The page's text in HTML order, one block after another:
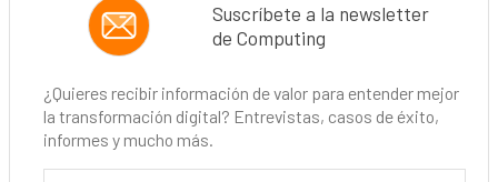
Suscríbete a la newsletter
de Computing
¿Quieres recibir información de valor para entender mejor
la transformación digital? Entrevistas, casos de éxito,
informes y mucho más.